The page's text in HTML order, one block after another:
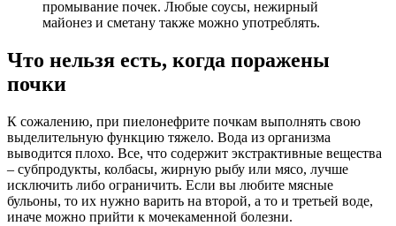
промывание почек. Любые соусы, нежирный
майонез и сметану также можно употреблять.
Что нельзя есть, когда поражены
почки
К сожалению, при пиелонефрите почкам выполнять свою
выделительную функцию тяжело. Вода из организма
выводится плохо. Все, что содержит экстрактивные вещества
– субпродукты, колбасы, жирную рыбу или мясо, лучше
исключить либо ограничить. Если вы любите мясные
бульоны, то их нужно варить на второй, а то и третьей воде,
иначе можно прийти к мочекаменной болезни.